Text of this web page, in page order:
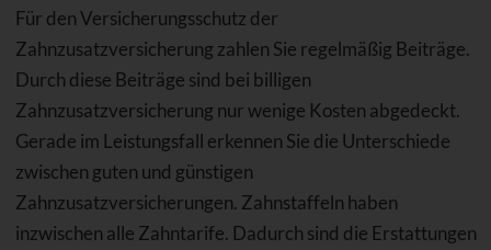
Für den Versicherungsschutz der
Zahnzusatzversicherung zahlen Sie regelmäßig Beiträge.
Durch diese Beiträge sind bei billigen
Zahnzusatzversicherung nur wenige Kosten abgedeckt.
Gerade im Leistungsfall erkennen Sie die Unterschiede
zwischen guten und günstigen
Zahnzusatzversicherungen. Zahnstaffeln haben
inzwischen alle Zahntarife. Dadurch sind die Erstattungen